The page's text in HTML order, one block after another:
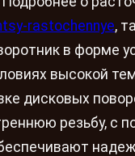
rastochennye,
в форме
высокой
дисковых
резьбу, с